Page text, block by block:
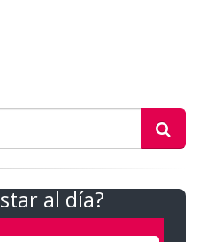
al día?